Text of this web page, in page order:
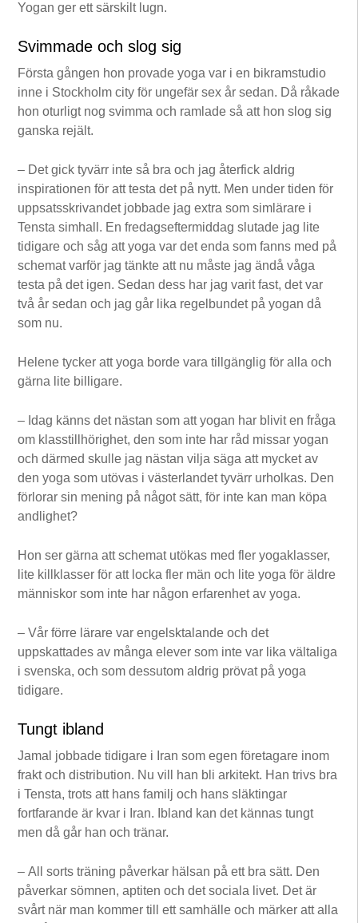
Yogan ger ett särskilt lugn.
Svimmade och slog sig
Första gången hon provade yoga var i en bikramstudio
inne i Stockholm city för ungefär sex år sedan. Då råkade
hon oturligt nog svimma och ramlade så att hon slog sig
ganska rejält.
– Det gick tyvärr inte så bra och jag återfick aldrig
inspirationen för att testa det på nytt. Men under tiden för
uppsatsskrivandet jobbade jag extra som simlärare i
Tensta simhall. En fredagseftermiddag slutade jag lite
tidigare och såg att yoga var det enda som fanns med på
schemat varför jag tänkte att nu måste jag ändå våga
testa på det igen. Sedan dess har jag varit fast, det var
två år sedan och jag går lika regelbundet på yogan då
som nu.
Helene tycker att yoga borde vara tillgänglig för alla och
gärna lite billigare.
– Idag känns det nästan som att yogan har blivit en fråga
om klasstillhörighet, den som inte har råd missar yogan
och därmed skulle jag nästan vilja säga att mycket av
den yoga som utövas i västerlandet tyvärr urholkas. Den
förlorar sin mening på något sätt, för inte kan man köpa
andlighet?
Hon ser gärna att schemat utökas med fler yogaklasser,
lite killklasser för att locka fler män och lite yoga för äldre
människor som inte har någon erfarenhet av yoga.
– Vår förre lärare var engelsktalande och det
uppskattades av många elever som inte var lika vältaliga
i svenska, och som dessutom aldrig prövat på yoga
tidigare.
Tungt ibland
Jamal jobbade tidigare i Iran som egen företagare inom
frakt och distribution. Nu vill han bli arkitekt. Han trivs bra
i Tensta, trots att hans familj och hans släktingar
fortfarande är kvar i Iran. Ibland kan det kännas tungt
men då går han och tränar.
– All sorts träning påverkar hälsan på ett bra sätt. Den
påverkar sömnen, aptiten och det sociala livet. Det är
svårt när man kommer till ett samhälle och märker att alla